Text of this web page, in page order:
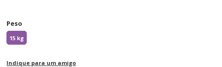
Peso
15 kg
Indique para um amigo